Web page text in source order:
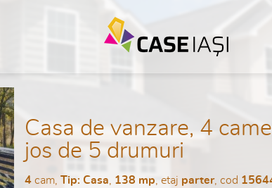
Casa de vanzare, 4
jos de 5 drumuri
4 cam, Tip: Casa 138 mp , etaj parter, cod